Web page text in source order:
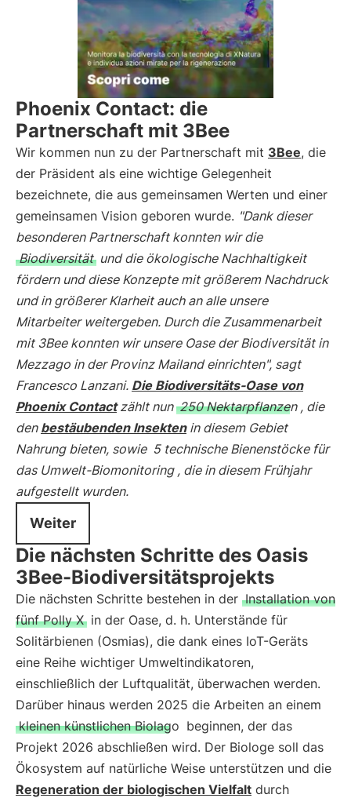
Phoenix Contact: die
Partnerschaft mit 3Bee
Wir kommen nun zu der Partnerschaft mit 3Bee, die
der Präsident als eine wichtige Gelegenheit
bezeichnete, die aus gemeinsamen Werten und einer
gemeinsamen Vision geboren wurde. "Dank dieser
besonderen Partnerschaft konnten wir die
Biodiversität und die ökologische Nachhaltigkeit
fördern und diese Konzepte mit größerem Nachdruck
und in größerer Klarheit auch an alle unsere
Mitarbeiter weitergeben. Durch die Zusammenarbeit
mit 3Bee konnten wir unsere Oase der Biodiversität in
Mezzago in der Provinz Mailand einrichten", sagt
Francesco Lanzani. Die Biodiversitäts-Oase von
Phoenix Contactzählt nun 250 Nektarpflanzen , die
den bestäubenden Insektenin diesem Gebiet
Nahrung bieten, sowie 5 technische Bienenstöcke für
das Umwelt-Biomonitoring , die in diesem Frühjahr
aufgestellt wurden.
Weiter
Die nächsten Schritte des Oasis
3Bee-Biodiversitätsprojekts
Die nächsten Schritte bestehen in der Installation von
fünf Polly X in der Oase, d. h. Unterstände für
Solitärbienen (Osmias), die dank eines IoT-Geräts
eine Reihe wichtiger Umweltindikatoren,
einschließlich der Luftqualität, überwachen werden.
Darüber hinaus werden 2025 die Arbeiten an einem
kleinen künstlichen Biolago beginnen, der das
Projekt 2026 abschließen wird. Der Biologe soll das
Ökosystem auf natürliche Weise unterstützen und die
Regeneration der biologischen Vielfalt durch